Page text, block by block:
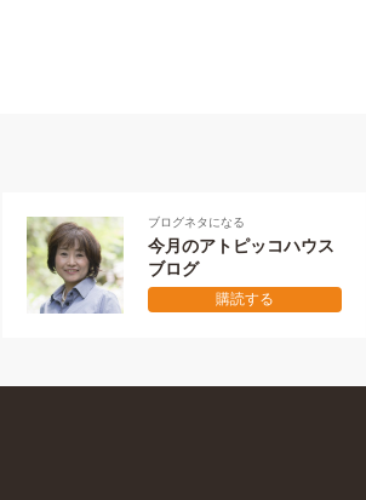
ブログネタになる
今月のアトピッコハウス
ブログ
購読する